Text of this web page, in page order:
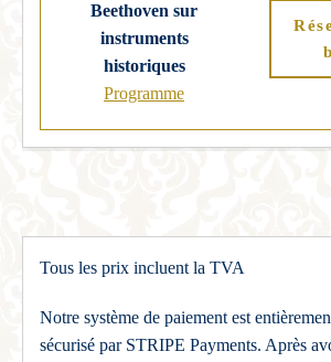
Beethoven sur
instruments
historiques
Programme
Tous les prix incluent la TVA
Notre système de paiement est
sécurisé par STRIPE Payments. Après